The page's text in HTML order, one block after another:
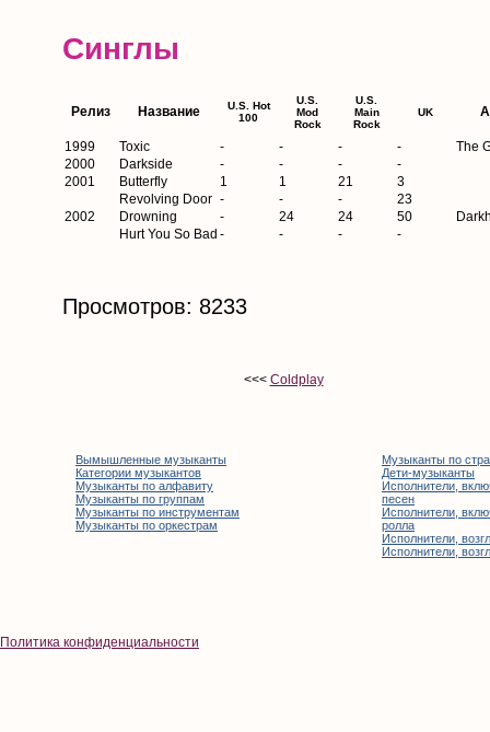
Синглы
Релиз Название
U.S. Hot
100
U.S.
Mod
Rock
U.S.
Main
Rock
UK
1999 Toxic - - - -
The
2000
Darkside - - -
-
2001
Butterfly 1 1 21
3
Revolving Door - - -
23
2002
Drowning - 24 24 50
Hurt You So Bad - - - -
Просмотров: 8233
<<< Coldplay
Вымышленные музыканты
Категории музыкантов
Музыканты по алфавиту
Музыканты по группам
Музыканты по инструментам
Музыканты по оркестрам
Музыканты по
Дети-музыканты
Исполнители,
песен
Исполнители,
ролла
Исполнители,
Исполнители,
Политика конфиденциальности